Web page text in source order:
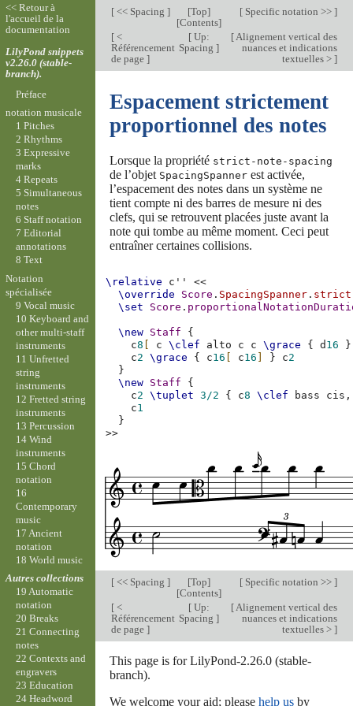
[<< Spacing ] [Top]
[Contents]
[Specific notation >> ]
[<
Référencement
de page ]
[Up:
Spacing ]
[Alignement vertical des
nuances et indications
textuelles > ]
Espacement strictement
proportionnel des notes
Lorsque la propriété strict-note-spacing
de l’objet SpacingSpannerest activée,
l’espacement des notes dans un système ne
tient compte ni des barres de mesure ni des
clefs, qui se retrouvent placées juste avant la
note qui tombe au même moment. Ceci peut
entraîner certaines collisions.
\relative c''
<<
\override
Score . SpacingSpanner . strict-
\set
Score .
\new Staff
{
c8 c \clef alto c c \grace { d 16
}
c2 \grace { c16 c16 } c2
}
\new Staff
{
c2 \tuplet 3/2 { c8 \clef bass
c1
}
>>
[<< Spacing ] [Top]
[Contents]
[Specific notation >> ]
[<
Référencement
de page ]
[Up:
Spacing ]
[Alignement vertical des
nuances et indications
textuelles > ]
This page is for LilyPond-2.26.0 (stable-
branch).
We welcome your aid; please help usby
<< Retour à
l'accueil de la
documentation
LilyPond snippets
v2.26.0 (stable-
branch).
Préface
notation musicale
1 Pitches
2 Rhythms
3 Expressive
marks
4 Repeats
5 Simultaneous
notes
6 Staff notation
7 Editorial
annotations
8 Text
Notation
spécialisée
9 Vocal music
10 Keyboard and
other multi-staff
instruments
11 Unfretted
string
instruments
12 Fretted string
instruments
13 Percussion
14 Wind
instruments
15 Chord
notation
16
Contemporary
music
17 Ancient
notation
18 World music
Autres collections
19 Automatic
notation
20 Breaks
21 Connecting
notes
22 Contexts and
engravers
23 Education
24 Headword